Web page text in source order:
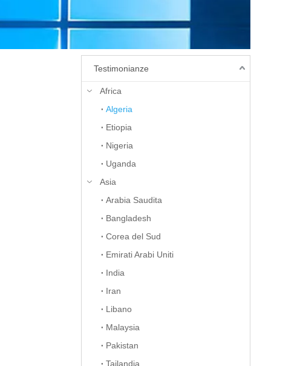
Testimonianze
Africa
Algeria
Etiopia
Nigeria
Uganda
Asia
Arabia Saudita
Bangladesh
Corea del Sud
Emirati Arabi Uniti
India
Iran
Libano
Malaysia
Pakistan
Tailandia